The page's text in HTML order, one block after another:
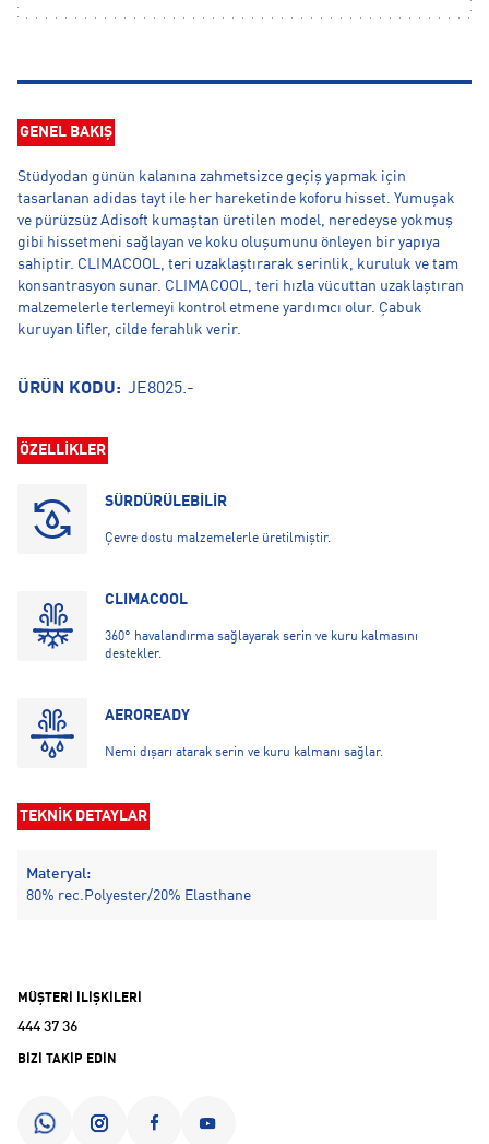
GENEL BAKIŞ
Stüdyodan günün kalanına zahmetsizce geçiş yapmak için
tasarlanan adidas tayt ile her hareketinde koforu hisset. Yumuşak
ve pürüzsüz Adisoft kumaştan üretilen model, neredeyse yokmuş
gibi hissetmeni sağlayan ve koku oluşumunu önleyen bir yapıya
sahiptir. CLIMACOOL, teri uzaklaştırarak serinlik, kuruluk ve tam
konsantrasyon sunar. CLIMACOOL, teri hızla vücuttan uzaklaştıran
malzemelerle terlemeyi kontrol etmene yardımcı olur. Çabuk
kuruyan lifler, cilde ferahlık verir.
ÜRÜN KODU: JE8025.-
ÖZELLİKLER
SÜRDÜRÜLEBİLİR
Çevre dostu malzemelerle üretilmiştir.
CLIMACOOL
360° havalandırma sağlayarak serin ve kuru kalmasını
destekler.
AEROREADY
Nemi dışarı atarak serin ve kuru kalmanı sağlar.
TEKNİK DETAYLAR
Materyal:
80% rec.Polyester/20% Elasthane
MÜŞTERİ İLİŞKİLERİ
444 37 36
BİZİ TAKİP EDİN